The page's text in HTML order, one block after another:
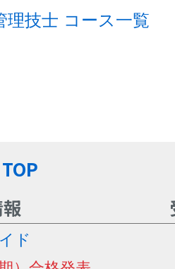
理技士 コース一覧
ド